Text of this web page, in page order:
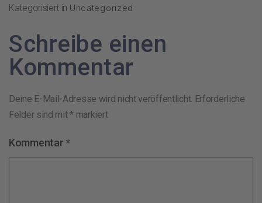
Kategorisiert in Uncategorized
Schreibe einen
Kommentar
Deine E-Mail-Adresse wird nicht veröffentlicht. Erforderliche
Felder sind mit*markiert
Kommentar *